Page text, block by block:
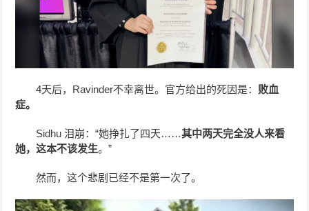
4天后，Ravinder不幸离世。官方给出的死因是： 败血
症。
Sidhu 泪崩：“她挣扎了四天……其中两天完全没人来看
她，这本不该发生。”
然而，这个悲剧已经不是第一次了。